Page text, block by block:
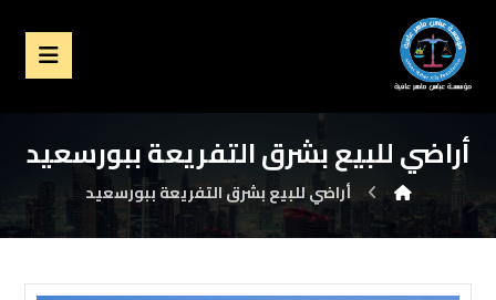
أراضي للبيع بشرق التفريعة ببورسعيد
أراضي للبيع بشرق التفريعة ببورسعيد